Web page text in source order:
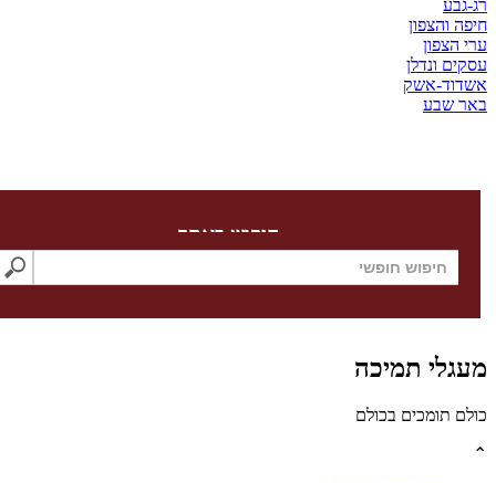
ונדלן
אשק
חיפוש באתר
תמיכה
בכולם